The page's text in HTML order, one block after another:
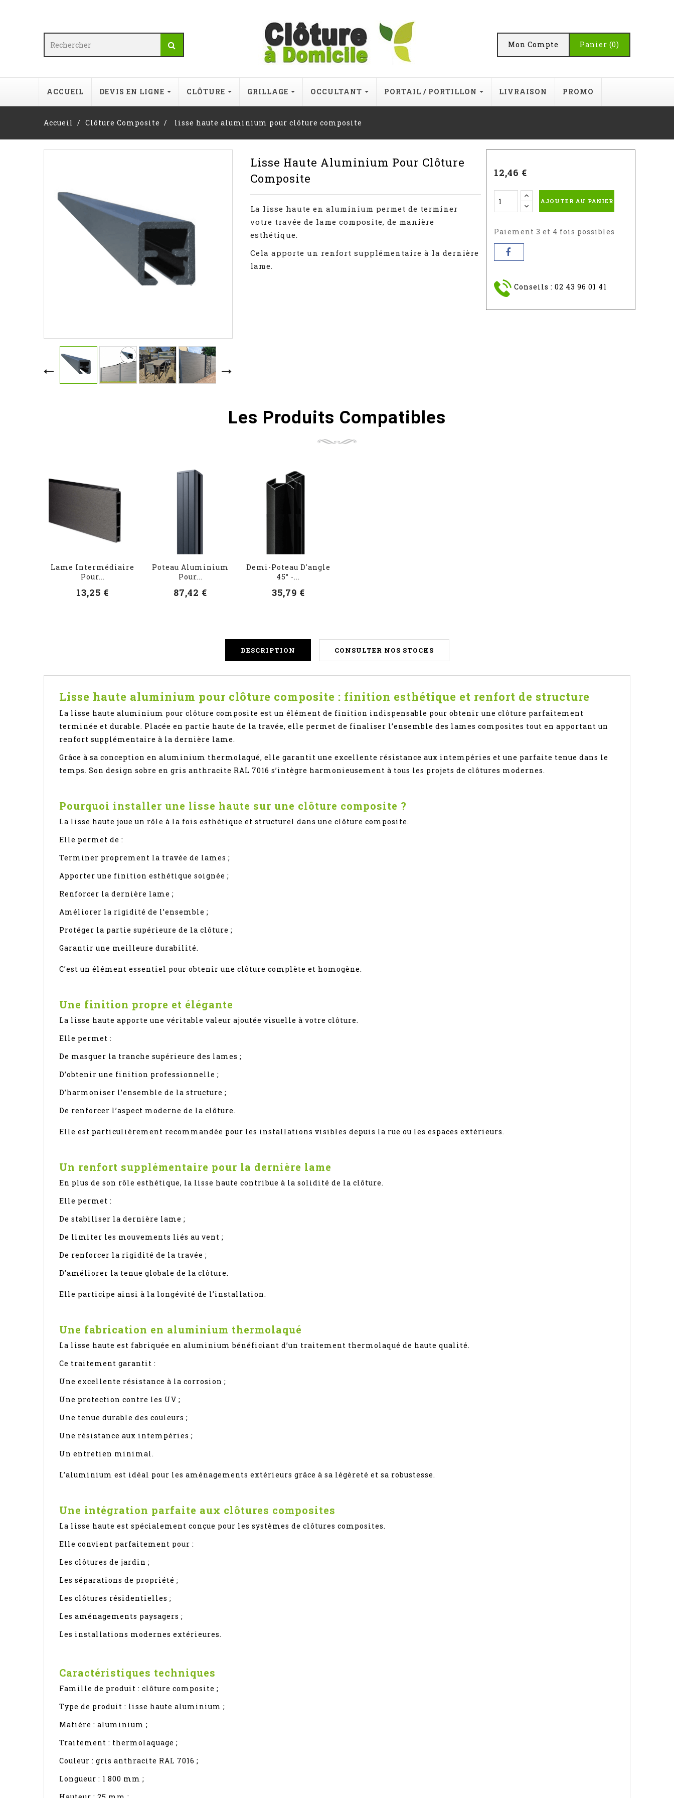
Panier (0)
Mon Compte
ACCUEIL DEVIS EN LIGNE CLÔTURE GRILLAGE OCCULTANT PORTAIL / PORTILLON LIVRAISON PROMO
Accueil Clôture Composite lisse haute aluminium pour clôture composite
Lisse Haute Aluminium Pour Clôture
Composite
La lisse haute en aluminium permet de terminer
votre travée de lame composite, de manière
esthétique.
Cela apporte un renfort supplémentaire à la dernière
lame.
12,46 €
AJOUTER AU PANIER
Paiement 3 et 4 fois possibles
Conseils : 02 43 96 01 41
Les Produits Compatibles
Lame Intermédiaire
Pour...
13,25 €
Poteau Aluminium
Pour...
87,42 €
Demi-Poteau D'angle
45° -...
35,79 €
DESCRIPTION CONSULTER NOS STOCKS
Lisse haute aluminium pour clôture composite : finition esthétique et renfort de structure
La lisse haute aluminium pour clôture composite est un élément de finition indispensable pour obtenir une clôture parfaitement
terminée et durable. Placée en partie haute de la travée, elle permet de finaliser l’ensemble des lames composites tout en apportant un
renfort supplémentaire à la dernière lame.
Grâce à sa conception en aluminium thermolaqué, elle garantit une excellente résistance aux intempéries et une parfaite tenue dans le
temps. Son design sobre en gris anthracite RAL 7016 s’intègre harmonieusement à tous les projets de clôtures modernes.
Pourquoi installer une lisse haute sur une clôture composite ?
La lisse haute joue un rôle à la fois esthétique et structurel dans une clôture composite.
Elle permet de :
Terminer proprement la travée de lames ;
Apporter une finition esthétique soignée ;
Renforcer la dernière lame ;
Améliorer la rigidité de l’ensemble ;
Protéger la partie supérieure de la clôture ;
Garantir une meilleure durabilité.
C’est un élément essentiel pour obtenir une clôture complète et homogène.
Une finition propre et élégante
La lisse haute apporte une véritable valeur ajoutée visuelle à votre clôture.
Elle permet :
De masquer la tranche supérieure des lames ;
D’obtenir une finition professionnelle ;
D’harmoniser l’ensemble de la structure ;
De renforcer l’aspect moderne de la clôture.
Elle est particulièrement recommandée pour les installations visibles depuis la rue ou les espaces extérieurs.
Un renfort supplémentaire pour la dernière lame
En plus de son rôle esthétique, la lisse haute contribue à la solidité de la clôture.
Elle permet :
De stabiliser la dernière lame ;
De limiter les mouvements liés au vent ;
De renforcer la rigidité de la travée ;
D’améliorer la tenue globale de la clôture.
Elle participe ainsi à la longévité de l’installation.
Une fabrication en aluminium thermolaqué
La lisse haute est fabriquée en aluminium bénéficiant d’un traitement thermolaqué de haute qualité.
Ce traitement garantit :
Une excellente résistance à la corrosion ;
Une protection contre les UV ;
Une tenue durable des couleurs ;
Une résistance aux intempéries ;
Un entretien minimal.
L’aluminium est idéal pour les aménagements extérieurs grâce à sa légèreté et sa robustesse.
Une intégration parfaite aux clôtures composites
La lisse haute est spécialement conçue pour les systèmes de clôtures composites.
Elle convient parfaitement pour :
Les clôtures de jardin ;
Les séparations de propriété ;
Les clôtures résidentielles ;
Les aménagements paysagers ;
Les installations modernes extérieures.
Caractéristiques techniques
Famille de produit : clôture composite ;
Type de produit : lisse haute aluminium ;
Matière : aluminium ;
Traitement : thermolaquage ;
Couleur : gris anthracite RAL 7016 ;
Longueur : 1 800 mm ;